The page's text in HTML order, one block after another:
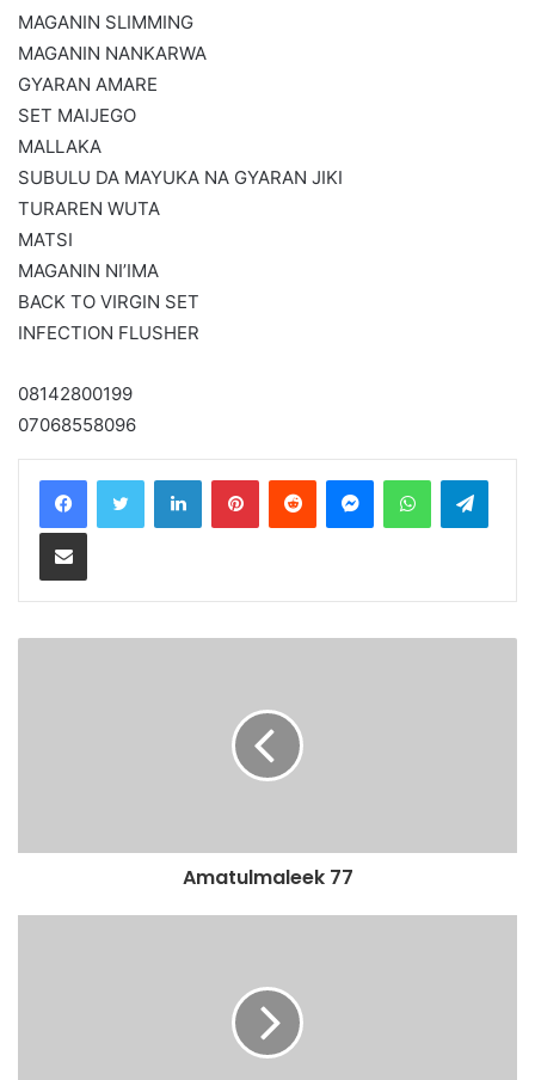
MAGANIN SLIMMING
MAGANIN NANKARWA
GYARAN AMARE
SET MAIJEGO
MALLAKA
SUBULU DA MAYUKA NA GYARAN JIKI
TURAREN WUTA
MATSI
MAGANIN NI’IMA
BACK TO VIRGIN SET
INFECTION FLUSHER
08142800199
07068558096
LinkedInPinterestReddit MessengerWhatsApp
Share via Email
Amatulmaleek 77